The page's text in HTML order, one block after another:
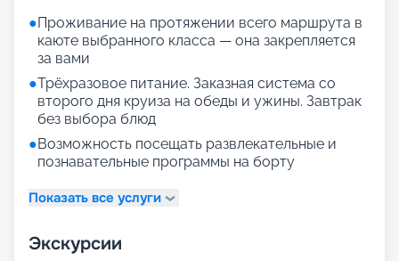
●Проживание на протяжении всего маршрута в
каюте выбранного класса — она закрепляется
за вами
●Трёхразовое питание. Заказная система со
второго дня круиза на обеды и ужины. Завтрак
без выбора блюд
●Возможность посещать развлекательные и
познавательные программы на борту
Показать все услуги
Экскурсии